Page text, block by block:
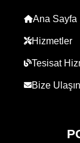
Ana Sayfa
Hizmetler
Tesisat
Bize Ulaşın